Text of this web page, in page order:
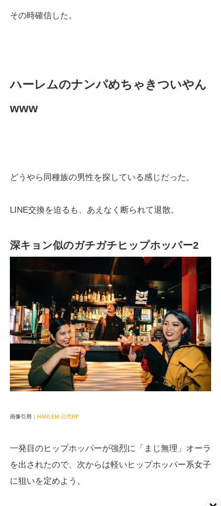
その時確信した。
ハーレムのナンパめちゃきついやん
www
どうやら同種族の男性を探している感じだった。
LINE交換を迫るも、あえなく断られて退散。
深キョン似のガチガチヒップホッパー2
画像引用： HARLEM 公式HP
一発目のヒップホッパーが強烈に「まじ無理」オーラ
を出されたので、次からは軽いヒップホッパー系女子
に狙いを定めよう。